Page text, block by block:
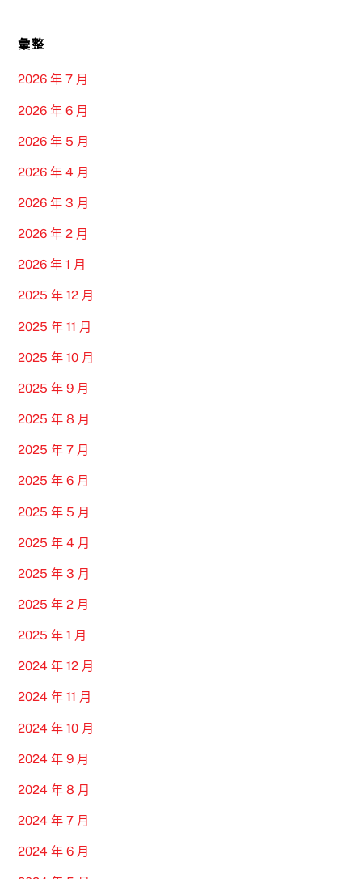
彙整
2026 年 7 月
2026 年 6 月
2026 年 5 月
2026 年 4 月
2026 年 3 月
2026 年 2 月
2026 年 1 月
2025 年 12 月
2025 年 11 月
2025 年 10 月
2025 年 9 月
2025 年 8 月
2025 年 7 月
2025 年 6 月
2025 年 5 月
2025 年 4 月
2025 年 3 月
2025 年 2 月
2025 年 1 月
2024 年 12 月
2024 年 11 月
2024 年 10 月
2024 年 9 月
2024 年 8 月
2024 年 7 月
2024 年 6 月